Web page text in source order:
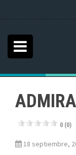
0 (0)
18 septiembre,